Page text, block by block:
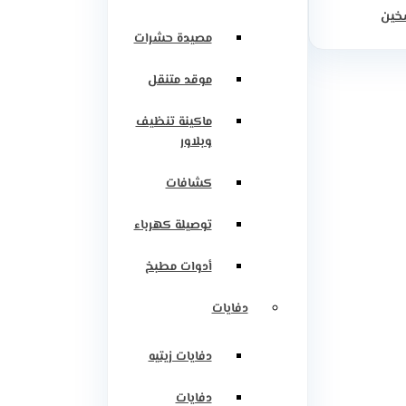
مصيدة حشرات
موقد متنقل
ماكينة تنظيف
وبلاور
كشافات
توصيلة كهرباء
أدوات مطبخ
دفايات
دفايات زيتيه
دفايات